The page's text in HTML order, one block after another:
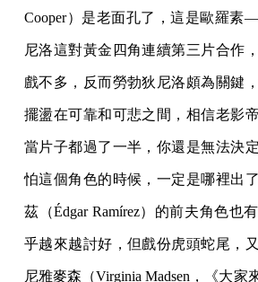
Cooper）是老面孔了，這是歐羅
尼洛這對黃金四角連續第三片合作
戲不多，反而勞勃狄尼洛頗為關鍵
擺盪在可靠和可悲之間，相信老影
當片子都過了一半，你還是無法決
怕這個角色的時候，一定是哪裡出
茲（Édgar Ramírez）的前夫角色也
乎越來越討好，但戲份虎頭蛇尾，
尼雅麥森（Virginia Madsen，《大家